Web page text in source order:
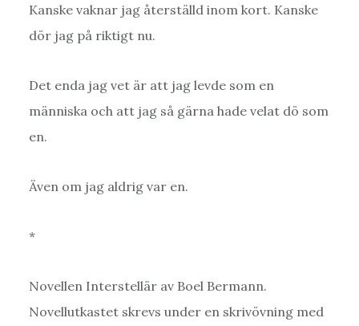
Kanske vaknar jag återställd inom kort. Kanske
dör jag på riktigt nu.
Det enda jag vet är att jag levde som en
människa och att jag så gärna hade velat dö som
en.
Även om jag aldrig var en.
*
Novellen Interstellär av Boel Bermann.
Novellutkastet skrevs under en skrivövning med